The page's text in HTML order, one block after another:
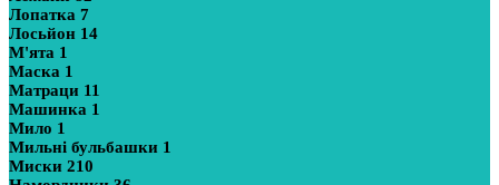
Лопатка 7
Лосьйон 14
М'ята 1
Маска 1
Матраци 11
Машинка 1
Мило 1
Мильні бульбашки 1
Миски 210